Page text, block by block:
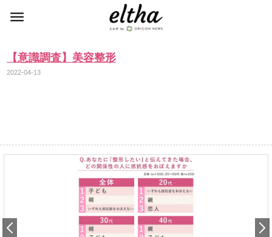
【意識調査】美容整形
2022-04-13